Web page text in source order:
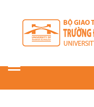
Toggle